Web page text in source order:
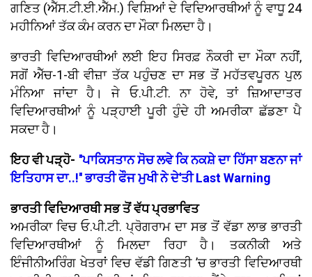
ਗਣਿਤ (ਐੱਸ.ਟੀ.ਈ.ਐੱਮ.) ਵਿਸ਼ਿਆਂ ਦੇ ਵਿਦਿਆਰਥੀਆਂ ਨੂੰ ਵਾਧੂ 24
ਮਹੀਨਿਆਂ ਤੱਕ ਕੰਮ ਕਰਨ ਦਾ ਮੌਕਾ ਮਿਲਦਾ ਹੈ।
ਭਾਰਤੀ ਵਿਦਿਆਰਥੀਆਂ ਲਈ ਇਹ ਸਿਰਫ਼ ਨੌਕਰੀ ਦਾ ਮੌਕਾ ਨਹੀਂ,
ਸਗੋਂ ਐੱਚ-1-ਬੀ ਵੀਜ਼ਾ ਤੱਕ ਪਹੁੰਚਣ ਦਾ ਸਭ ਤੋਂ ਮਹੱਤਵਪੂਰਨ ਪੁਲ
ਮੰਨਿਆ ਜਾਂਦਾ ਹੈ। ਜੇ ਓ.ਪੀ.ਟੀ. ਨਾ ਹੋਵੇ, ਤਾਂ ਜ਼ਿਆਦਾਤਰ
ਵਿਦਿਆਰਥੀਆਂ ਨੂੰ ਪੜ੍ਹਾਈ ਪੂਰੀ ਹੁੰਦੇ ਹੀ ਅਮਰੀਕਾ ਛੱਡਣਾ ਪੈ
ਸਕਦਾ ਹੈ।
ਇਹ ਵੀ ਪੜ੍ਹੋ- ''ਪਾਕਿਸਤਾਨ ਸੋਚ ਲਵੇ ਕਿ ਨਕਸ਼ੇ ਦਾ ਹਿੱਸਾ ਬਣਨਾ ਜਾਂ
ਇਤਿਹਾਸ ਦਾ..!'' ਭਾਰਤੀ ਫੌਜ ਮੁਖੀ ਨੇ ਦੇ'ਤੀ Last Warning
ਭਾਰਤੀ ਵਿਦਿਆਰਥੀ ਸਭ ਤੋਂ ਵੱਧ ਪ੍ਰਭਾਵਿਤ
ਅਮਰੀਕਾ ਵਿਚ ਓ.ਪੀ.ਟੀ. ਪ੍ਰੋਗਰਾਮ ਦਾ ਸਭ ਤੋਂ ਵੱਡਾ ਲਾਭ ਭਾਰਤੀ
ਵਿਦਿਆਰਥੀਆਂ ਨੂੰ ਮਿਲਦਾ ਰਿਹਾ ਹੈ। ਤਕਨੀਕੀ ਅਤੇ
ਇੰਜੀਨੀਅਰਿੰਗ ਖੇਤਰਾਂ ਵਿਚ ਵੱਡੀ ਗਿਣਤੀ ’ਚ ਭਾਰਤੀ ਵਿਦਿਆਰਥੀ